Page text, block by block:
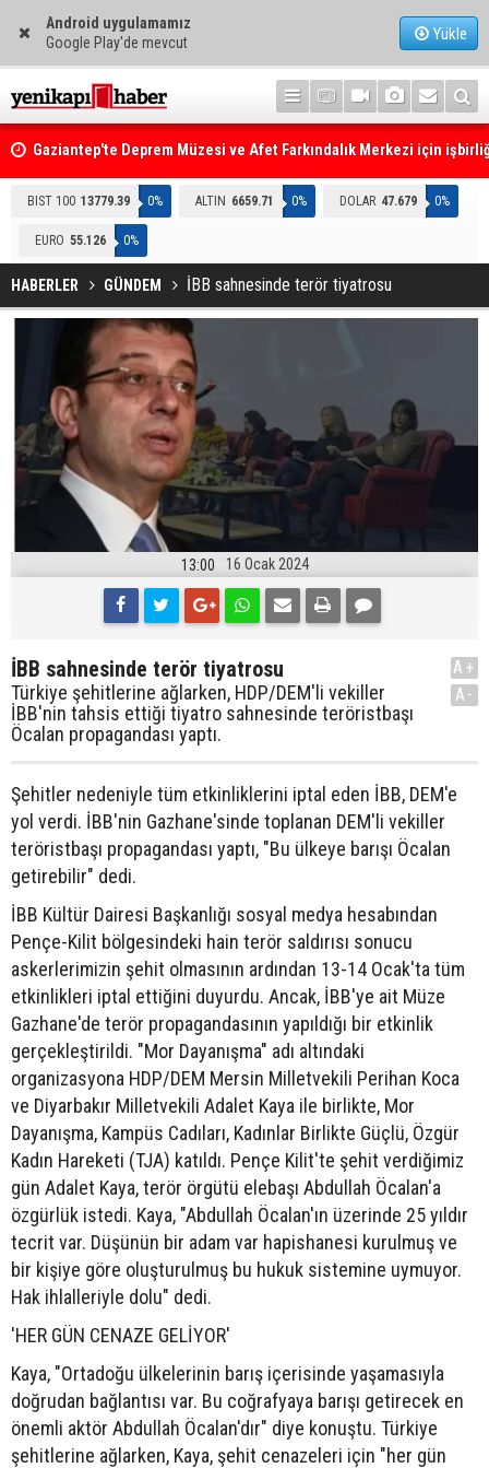
Android uygulamamız
Google Play'de mevcut
Yükle
Gaziantep'te Deprem Müzesi ve Afet Farkındalık Merkezi için
protokolü imzalandı
Resmi Gazete'de Bugün
BIST 100 13779.39 0% ALTIN 6659.71 0% DOLAR 47.679 0%
EURO 55.126 0%
HABERLER GÜNDEM İBB sahnesinde terör tiyatrosu
13:00 16 Ocak 2024
İBB sahnesinde terör tiyatrosu
Türkiye şehitlerine ağlarken, HDP/DEM'li vekiller
İBB'nin tahsis ettiği tiyatro sahnesinde teröristbaşı
Öcalan propagandası yaptı.
A+
A-
Şehitler nedeniyle tüm etkinliklerini iptal eden İBB, DEM'e
yol verdi. İBB'nin Gazhane'sinde toplanan DEM'li vekiller
teröristbaşı propagandası yaptı, "Bu ülkeye barışı Öcalan
getirebilir" dedi.
İBB Kültür Dairesi Başkanlığı sosyal medya hesabından
Pençe-Kilit bölgesindeki hain terör saldırısı sonucu
askerlerimizin şehit olmasının ardından 13-14 Ocak'ta tüm
etkinlikleri iptal ettiğini duyurdu. Ancak, İBB'ye ait Müze
Gazhane'de terör propagandasının yapıldığı bir etkinlik
gerçekleştirildi. "Mor Dayanışma" adı altındaki
organizasyona HDP/DEM Mersin Milletvekili Perihan Koca
ve Diyarbakır Milletvekili Adalet Kaya ile birlikte, Mor
Dayanışma, Kampüs Cadıları, Kadınlar Birlikte Güçlü, Özgür
Kadın Hareketi (TJA) katıldı. Pençe Kilit'te şehit verdiğimiz
gün Adalet Kaya, terör örgütü elebaşı Abdullah Öcalan'a
özgürlük istedi. Kaya, "Abdullah Öcalan'ın üzerinde 25 yıldır
tecrit var. Düşünün bir adam var hapishanesi kurulmuş ve
bir kişiye göre oluşturulmuş bu hukuk sistemine uymuyor.
Hak ihlalleriyle dolu" dedi.
'HER GÜN CENAZE GELİYOR'
Kaya, "Ortadoğu ülkelerinin barış içerisinde yaşamasıyla
doğrudan bağlantısı var. Bu coğrafyaya barışı getirecek en
önemli aktör Abdullah Öcalan'dır" diye konuştu. Türkiye
şehitlerine ağlarken, Kaya, şehit cenazeleri için "her gün